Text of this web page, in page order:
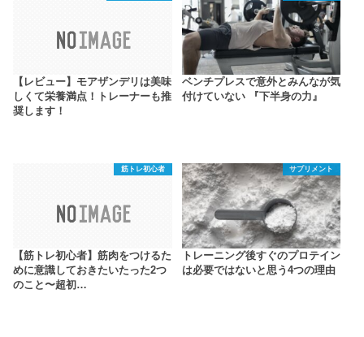
【レビュー】モアザンデリは美味
しくて栄養満点！トレーナーも推
奨します！
ベンチプレスで意外とみんなが気
付けていない 『下半身の力』
筋トレ初心者
【筋トレ初心者】筋肉をつけるた
めに意識しておきたいたった2つ
のこと〜超初…
サプリメント
トレーニング後すぐのプロテイン
は必要ではないと思う4つの理由